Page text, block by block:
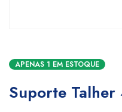
APENAS 1 EM ESTOQUE
Suporte Talher